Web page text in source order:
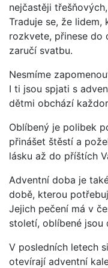
nejčastěji
Traduje se, že
rozkvete, přinese do
zaručí svatbu.
Nesmíme
I ti jsou spjati s
dětmi obchází
Oblíbený je polibek
přinášet štěstí a
lásku až do příštích
Adventní doba je
době, kterou
Jejich pečení má v
století, oblíbené jsou
V posledních letech
otevírají adventní